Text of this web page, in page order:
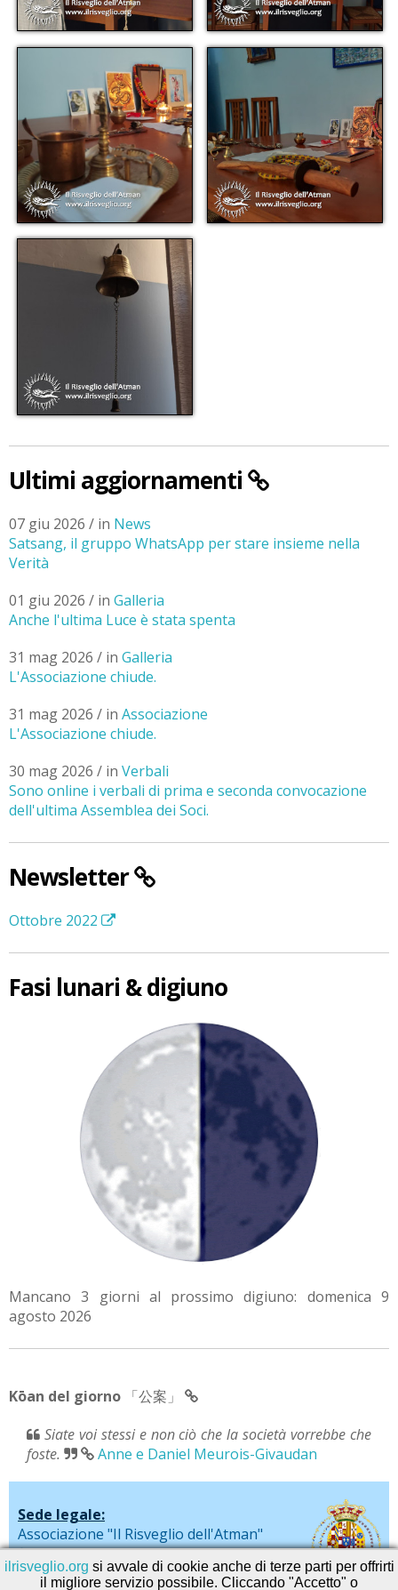
Ultimi aggiornamenti
07 giu 2026 / in News
Satsang, il gruppo WhatsApp per stare insieme nella
Verità
01 giu 2026 / in Galleria
Anche l'ultima Luce è stata spenta
31 mag 2026 / in Galleria
L'Associazione chiude.
31 mag 2026 / in Associazione
L'Associazione chiude.
30 mag 2026 / in Verbali
Sono online i verbali di prima e seconda convocazione
dell'ultima Assemblea dei Soci.
Newsletter
Ottobre 2022
Fasi lunari & digiuno
Mancano 3 giorni al prossimo digiuno: domenica 9
agosto 2026
Kōan del giorno 「公案」
Siate voi stessi e non ciò che la società vorrebbe che
foste.
Anne e Daniel Meurois-Givaudan
Sede legale:
Associazione "Il Risveglio dell'Atman"
via De Liguori, 20 - Sarno (SA)
ilrisveglio.org si avvale di cookie anche di terze parti per offrirti
il migliore servizio possibile. Cliccando "Accetto" o